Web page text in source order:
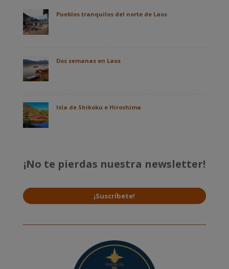
Pueblos tranquilos del norte de Laos
Dos semanas en Laos
Isla de Shikoku e Hiroshima
¡No te pierdas nuestra newsletter!
¡Suscríbete!